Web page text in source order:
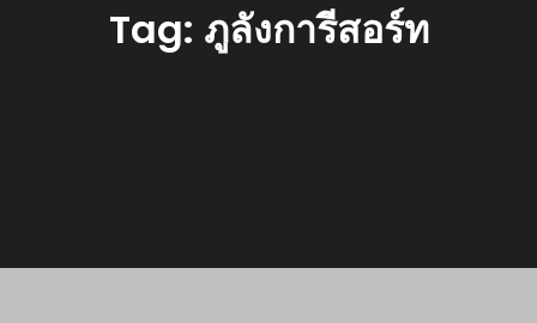
Tag: ภูลังการีสอร์ท